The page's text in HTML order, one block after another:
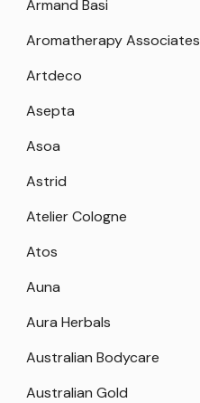
Armand Basi
Aromatherapy Associates
Artdeco
Asepta
Asoa
Astrid
Atelier Cologne
Atos
Auna
Aura Herbals
Australian Bodycare
Australian Gold